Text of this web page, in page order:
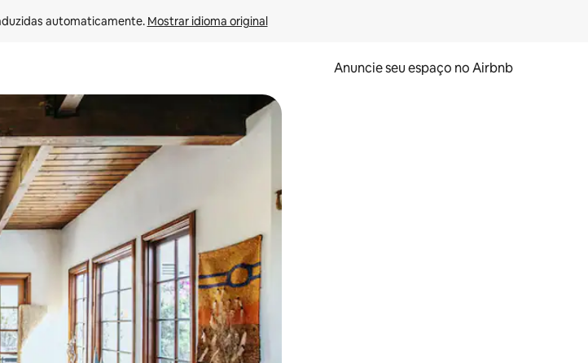
automaticamente. Mostrar idioma original
Anuncie seu espaço no Airbnb
e para baixo do teclado ou tocando e deslizando o dedo na tela.